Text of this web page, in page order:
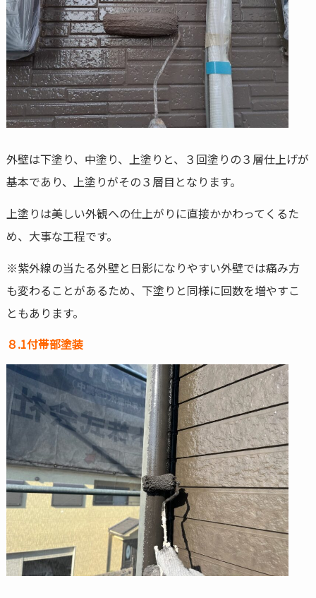
外壁は下塗り、中塗り、上塗りと、３回塗りの３層仕上げが
基本であり、上塗りがその３層目となります。
上塗りは美しい外観への仕上がりに直接かかわってくるた
め、大事な工程です。
※紫外線の当たる外壁と日影になりやすい外壁では痛み方
も変わることがあるため、下塗りと同様に回数を増やすこ
ともあります。
８.1付帯部塗装